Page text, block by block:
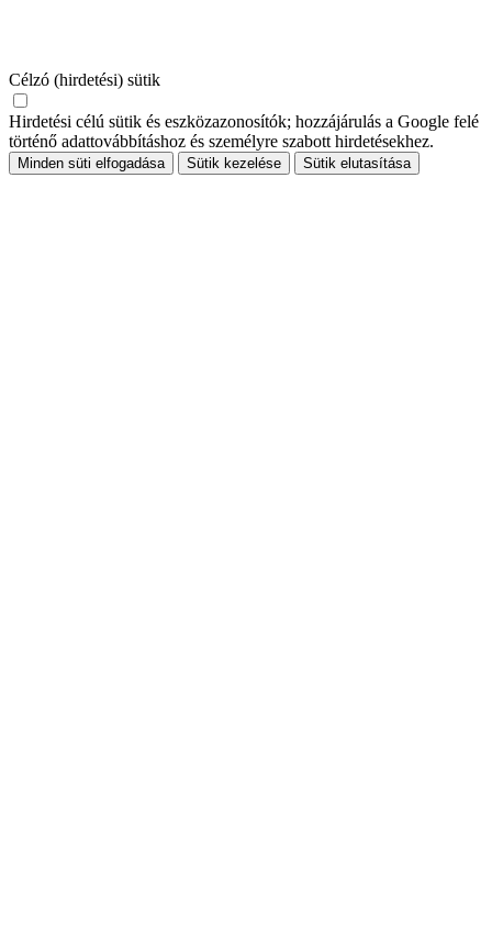
Célzó (hirdetési) sütik
Hirdetési célú sütik és eszközazonosítók; hozzájárulás a Google felé
történő adattovábbításhoz és személyre szabott hirdetésekhez.
Minden süti elfogadása Sütik kezelése Sütik elutasítása